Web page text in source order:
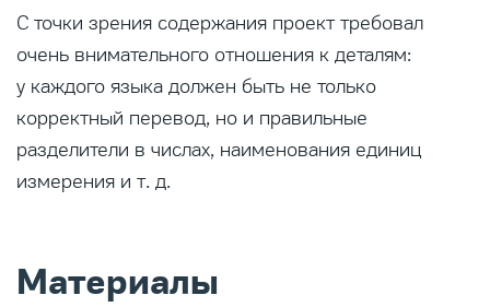
С точки зрения содержания проект требовал
очень внимательного отношения к деталям:
у каждого языка должен быть не только
корректный перевод, но и правильные
разделители в числах, наименования единиц
измерения и т. д.
Материалы